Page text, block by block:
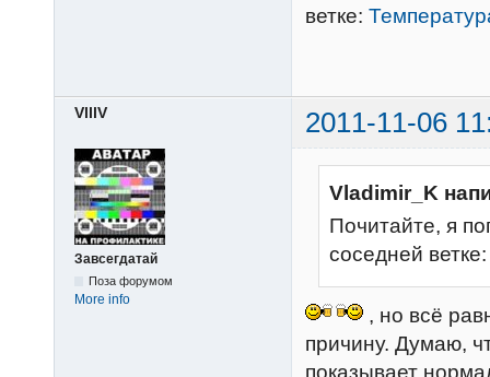
ветке:
VlllV 2011-11-06
Завсегдатай
Поза форумом
More info
Vladimir_K
Почитайте, я
соседней
, но всё
причину. Думаю,
показывает